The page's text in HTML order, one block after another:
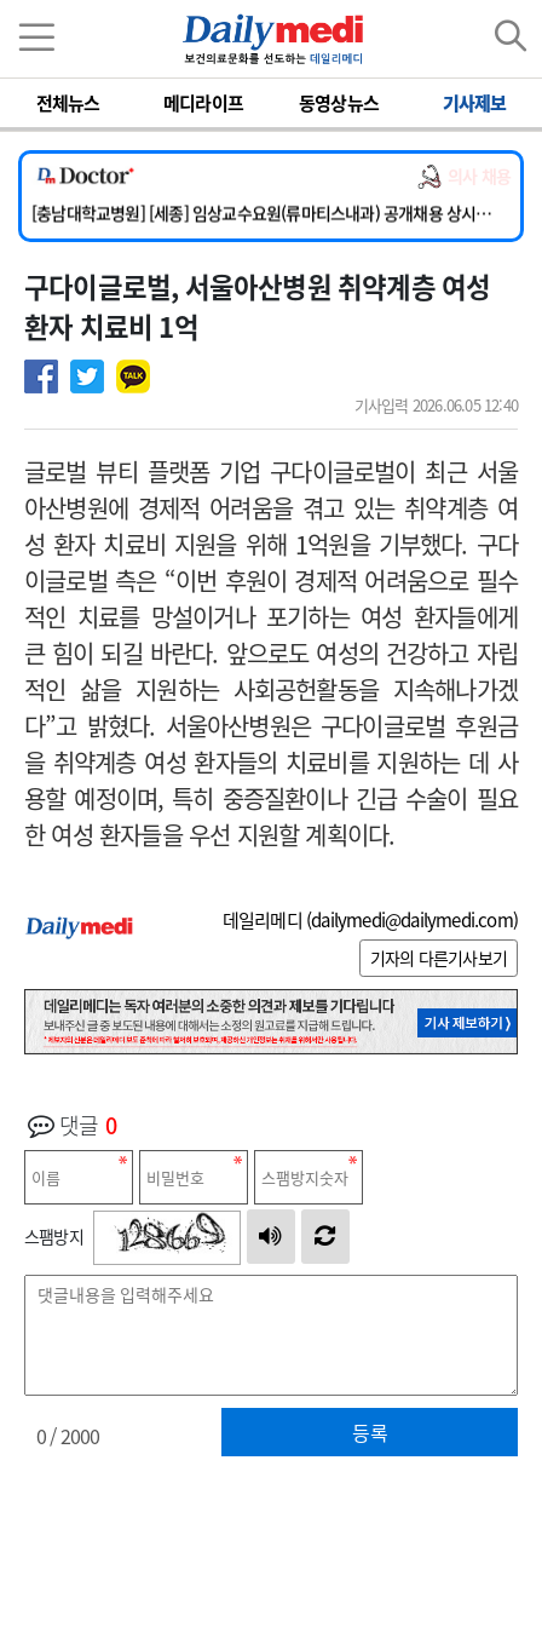
전체뉴스 메디라이프 동영상뉴스 기사제보
의사 채용
[단국대학교병원] 임상전담교원 및 전임의 초빙
[해운대부민병원] [해운대] 2026년 하반기 인턴 모집
[서울아산병원] 건강증진센터 소화기파트 건진교수 초빙
[충남대학교병원] [세종] 임상교수요원(류마티스내과) 공개채용 상시모집
[이대서울병원] 정형외과 일반의 초빙
[단국대학교병원] 임상전담교원 및 전임의 초빙
[해운대부민병원] [해운대] 2026년 하반기 인턴 모집
구다이글로벌, 서울아산병원 취약계층 여성
환자 치료비 1억
기사입력 2026.06.05 12:40
글로벌 뷰티 플랫폼 기업 구다이글로벌이 최근 서울
아산병원에 경제적 어려움을 겪고 있는 취약계층 여
성 환자 치료비 지원을 위해 1억원을 기부했다. 구다
이글로벌 측은 “이번 후원이 경제적 어려움으로 필수
적인 치료를 망설이거나 포기하는 여성 환자들에게
큰 힘이 되길 바란다. 앞으로도 여성의 건강하고 자립
적인 삶을 지원하는 사회공헌활동을 지속해나가겠
다”고 밝혔다. 서울아산병원은 구다이글로벌 후원금
을 취약계층 여성 환자들의 치료비를 지원하는 데 사
용할 예정이며, 특히 중증질환이나 긴급 수술이 필요
한 여성 환자들을 우선 지원할 계획이다.
데일리메디 (dailymedi@dailymedi.com)
기자의 다른기사보기
댓글 0
스팸방지
등록
0/ 2000